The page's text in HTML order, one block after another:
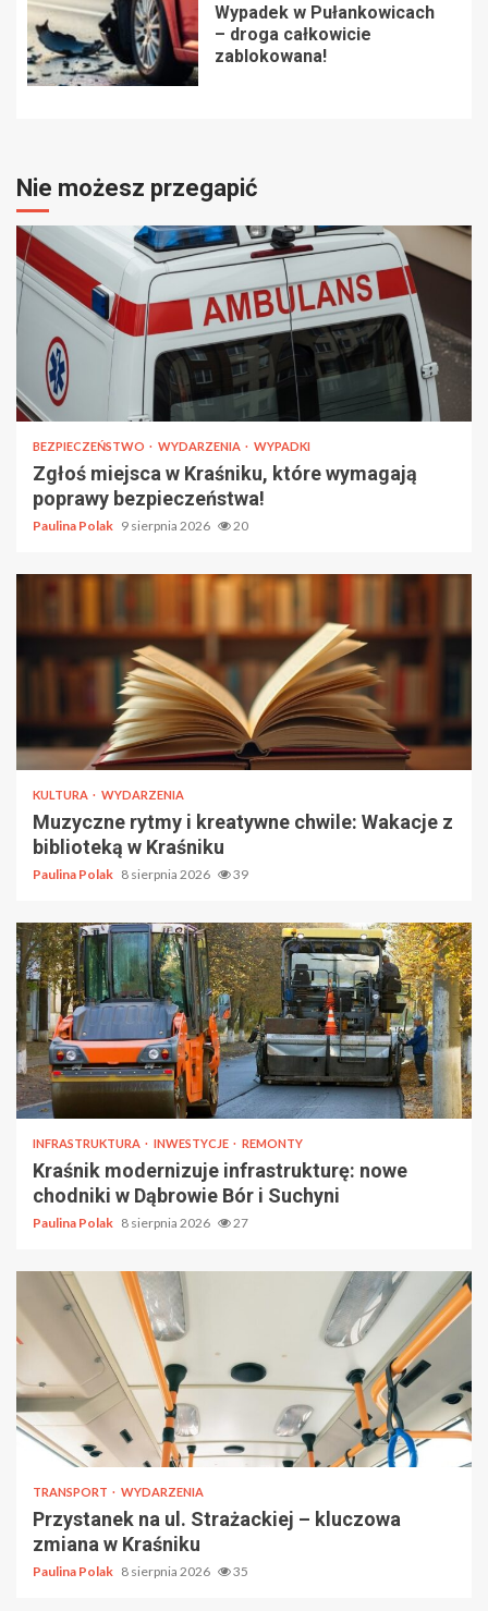
Wypadek w Pułankowicach
– droga całkowicie
zablokowana!
Nie możesz przegapić
BEZPIECZEŃSTWO WYDARZENIA WYPADKI
Zgłoś miejsca w Kraśniku, które wymagają
poprawy bezpieczeństwa!
Paulina Polak 9 sierpnia 2026 20
KULTURA WYDARZENIA
Muzyczne rytmy i kreatywne chwile: Wakacje z
biblioteką w Kraśniku
Paulina Polak 8 sierpnia 2026 39
INFRASTRUKTURA INWESTYCJE REMONTY
Kraśnik modernizuje infrastrukturę: nowe
chodniki w Dąbrowie Bór i Suchyni
Paulina Polak 8 sierpnia 2026 27
TRANSPORT WYDARZENIA
Przystanek na ul. Strażackiej – kluczowa
zmiana w Kraśniku
Paulina Polak 8 sierpnia 2026 35